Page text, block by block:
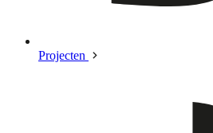
Projecten